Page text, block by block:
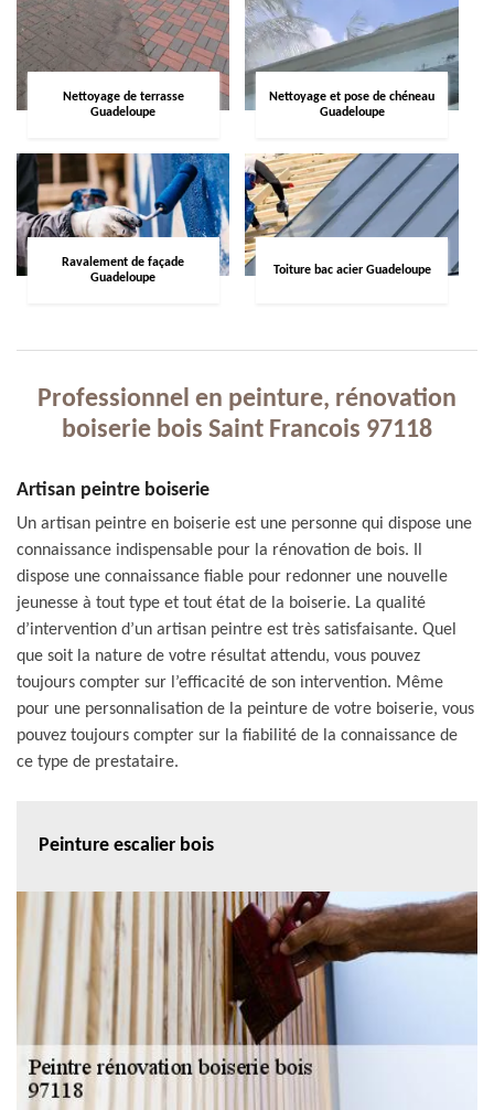
Nettoyage de terrasse
Guadeloupe
Nettoyage et pose de chéneau
Guadeloupe
Ravalement de façade
Guadeloupe
Toiture bac acier Guadeloupe
Professionnel en peinture, rénovation
boiserie bois Saint Francois 97118
Artisan peintre boiserie
Un artisan peintre en boiserie est une personne qui dispose une
connaissance indispensable pour la rénovation de bois. Il
dispose une connaissance fiable pour redonner une nouvelle
jeunesse à tout type et tout état de la boiserie. La qualité
d’intervention d’un artisan peintre est très satisfaisante. Quel
que soit la nature de votre résultat attendu, vous pouvez
toujours compter sur l’efficacité de son intervention. Même
pour une personnalisation de la peinture de votre boiserie, vous
pouvez toujours compter sur la fiabilité de la connaissance de
ce type de prestataire.
Peinture escalier bois